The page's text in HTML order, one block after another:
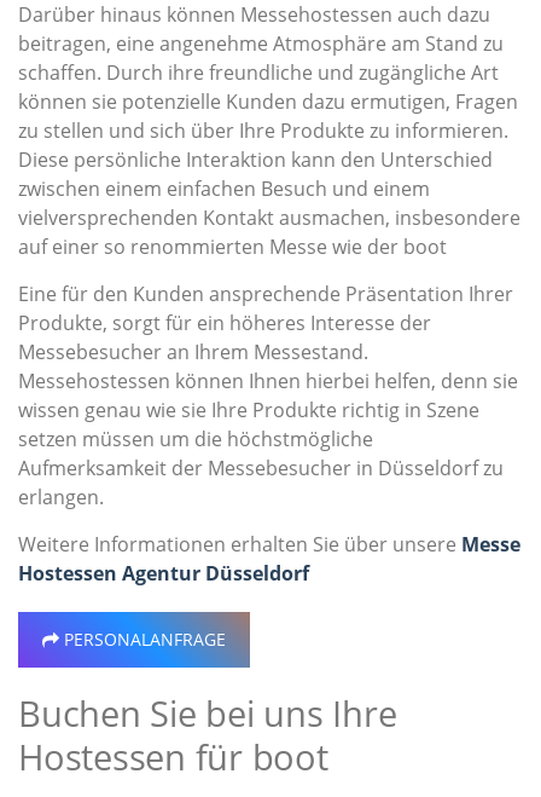
Darüber hinaus können Messehostessen auch dazu
beitragen, eine angenehme Atmosphäre am Stand zu
schaffen. Durch ihre freundliche und zugängliche Art
können sie potenzielle Kunden dazu ermutigen, Fragen
zu stellen und sich über Ihre Produkte zu informieren.
Diese persönliche Interaktion kann den Unterschied
zwischen einem einfachen Besuch und einem
vielversprechenden Kontakt ausmachen, insbesondere
auf einer so renommierten Messe wie der boot
Eine für den Kunden ansprechende Präsentation Ihrer
Produkte, sorgt für ein höheres Interesse der
Messebesucher an Ihrem Messestand.
Messehostessen können Ihnen hierbei helfen, denn sie
wissen genau wie sie Ihre Produkte richtig in Szene
setzen müssen um die höchstmögliche
Aufmerksamkeit der Messebesucher in Düsseldorf zu
erlangen.
Weitere Informationen erhalten Sie über unsere Messe
Hostessen Agentur Düsseldorf
PERSONALANFRAGE
Buchen Sie bei uns Ihre
Hostessen für boot